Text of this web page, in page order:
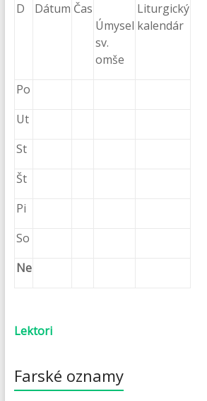
D Dátum Čas
Úmysel
sv.
omše
Liturgický
kalendár
Po
Ut
St
Št
Pi
So
Ne
Lektori
Farské oznamy